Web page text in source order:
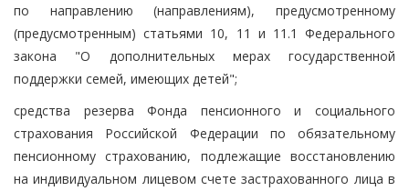
по направлению (направлениям), предусмотренному
(предусмотренным) статьями 10, 11 и 11.1 Федерального
закона "О дополнительных мерах государственной
поддержки семей, имеющих детей";
средства резерва Фонда пенсионного и социального
страхования Российской Федерации по обязательному
пенсионному страхованию, подлежащие восстановлению
на индивидуальном лицевом счете застрахованного лица в